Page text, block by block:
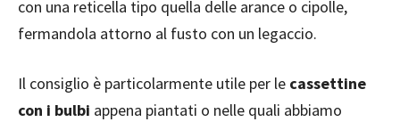
con una reticella tipo quella delle arance o cipolle,
fermandola attorno al fusto con un legaccio.
Il consiglio è particolarmente utile per le cassettine
con i bulbi appena piantati o nelle quali abbiamo